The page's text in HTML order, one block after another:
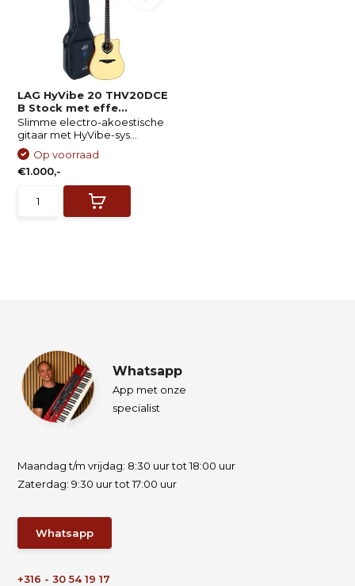
LAG HyVibe 20 THV20DCE
B Stock met effe...
Slimme electro-akoestische
gitaar met HyVibe-sys...
Op voorraad
€1.000,-
Whatsapp
App met onze
specialist
Maandag t/m vrijdag: 8:30 uur tot 18:00 uur
Zaterdag: 9:30 uur tot 17:00 uur
Whatsapp
+316 - 30 54 19 17